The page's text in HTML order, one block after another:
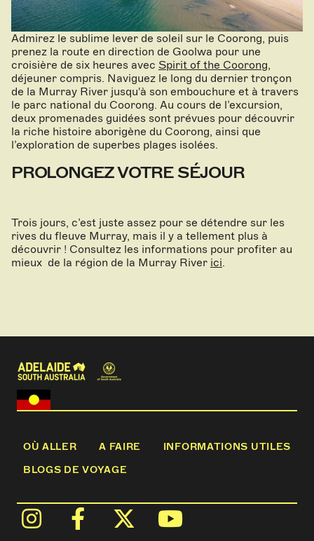
Admirez le sublime lever de soleil sur le Coorong, puis
prenez la route en direction de Goolwa pour une
croisière de six heures avec Spirit of the Coorong
déjeuner compris. Naviguez le long du dernier tronçon
de la Murray River jusqu'à son embouchure et à travers
le parc national du Coorong. Au cours de l’excursion,
deux promenades guidées sont prévues pour découvrir
la riche histoire aborigène du Coorong, ainsi que
l’exploration de superbes plages isolées.
PROLONGEZ VOTRE SÉJOUR
Trois jours, c’est juste assez pour se détendre sur les
rives du fleuve Murray, mais il y a tellement plus à
découvrir ! Consultez les informations pour profiter au
mieux de la région de la Murray River ici
OÙ ALLER A FAIRE
INFORMATIONS UTILES
BLOGS DE VOYAGE